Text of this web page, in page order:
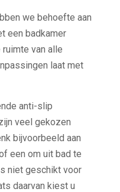
we behoefte aan
een badkamer
van alle
laat met
anti-slip
veel gekozen
bijvoorbeeld aan
een om uit bad te
niet geschikt voor
daarvan kiest u